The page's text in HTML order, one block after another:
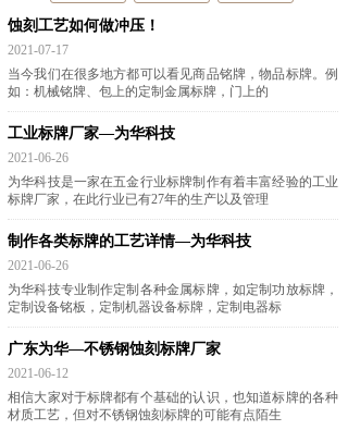
蚀刻工艺如何做冲压！
2021-07-17
当今我们在很多地方都可以看见商品铭牌，物品标牌。例
如：机械铭牌、包上的定制金属标牌，门上的
工业标牌厂家—为华科技
2021-06-26
为华科技是一家在五金行业标牌制作有着丰富经验的工业
标牌厂家，在此行业已有27年的生产以及管理
制作各类标牌的工艺详情—为华科技
2021-06-26
为华科技专业制作定制各种金属标牌，如定制功放标牌，
定制设备铭板，定制机器设备标牌，定制电器标
广东为华—不锈钢蚀刻标牌厂家
2021-06-12
相信大家对于标牌都有个基础的认识，也知道标牌的各种
材质工艺，但对不锈钢蚀刻标牌的可能有点陌生